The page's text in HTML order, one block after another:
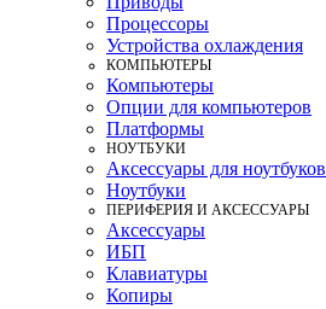
Процессоры
Устройства охлаждения
КОМПЬЮТЕРЫ
Компьютеры
Опции для компьютеров
Платформы
НОУТБУКИ
Аксессуары для ноутбуков
Ноутбуки
ПЕРИФЕРИЯ И АКСЕССУАРЫ
Аксессуары
ИБП
Клавиатуры
Копиры